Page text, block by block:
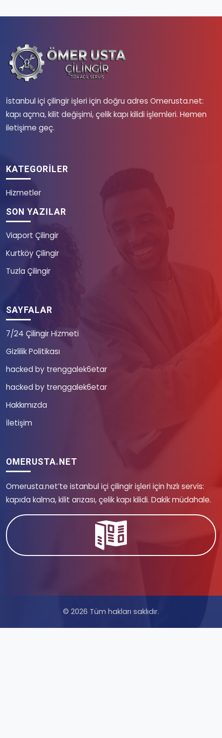
İstanbul içi çilingir işleri için doğru adres Omerusta.net:
kapı açma, kilit değişimi, çelik kapı kilidi işlemleri. Hemen
iletişime geç.
KATEGORILER
Hizmetler
SON YAZILAR
Viaport Çilingir
Kurtköy Çilingir
Tuzla Çilingir
SAYFALAR
7/24 Çilingir Hizmeti
Gizlilik Politikası
hacked by trenggalek6etar
hacked by trenggalek6etar
Hakkımızda
İletişim
OMERUSTA.NET
Omerusta.net’te istanbul içi çilingir işleri için hızlı servis:
kapıda kalma, kilit arızası, çelik kapı kilidi. Dakik müdahale.
© 2026 Tüm hakları saklıdır.